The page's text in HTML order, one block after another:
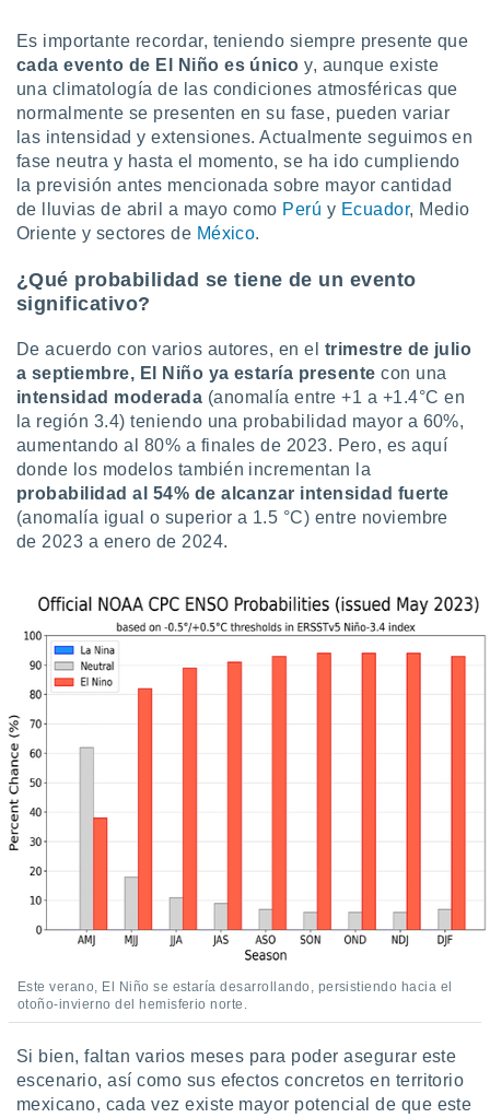
utilizar
crear un
uso de
medir el
el
del
de
o a través
de
de
de
uso de
con el
mediante
publicidad
de
1199
Es importante recordar, teniendo siempre presente que
cada evento de El Niño es único y, aunque existe
una climatología de las condiciones atmosféricas que
normalmente se presenten en su fase, pueden variar
las intensidad y extensiones. Actualmente seguimos en
fase neutra y hasta el momento, se ha ido cumpliendo
la previsión antes mencionada sobre mayor cantidad
de lluvias de abril a mayo como Perú y Ecuador, Medio
Oriente y sectores de México.
¿Qué probabilidad se tiene de un evento
significativo?
De acuerdo con varios autores, en el trimestre de julio
a septiembre, El Niño ya estaría presente con una
intensidad moderada (anomalía entre +1 a +1.4°C en
la región 3.4) teniendo una probabilidad mayor a 60%,
aumentando al 80% a finales de 2023. Pero, es aquí
donde los modelos también incrementan la
probabilidad al 54% de alcanzar intensidad fuerte
(anomalía igual o superior a 1.5 °C) entre noviembre
de 2023 a enero de 2024.
Este verano, El Niño se estaría desarrollando, persistiendo hacia el
otoño-invierno del hemisferio norte.
Si bien, faltan varios meses para poder asegurar este
escenario, así como sus efectos concretos en territorio
mexicano, cada vez existe mayor potencial de que este